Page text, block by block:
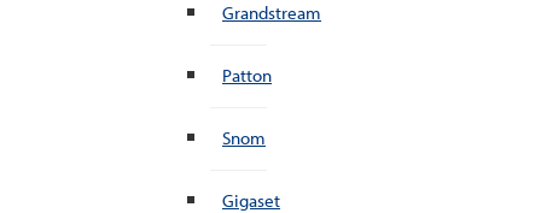
Grandstream
Patton
Snom
Gigaset